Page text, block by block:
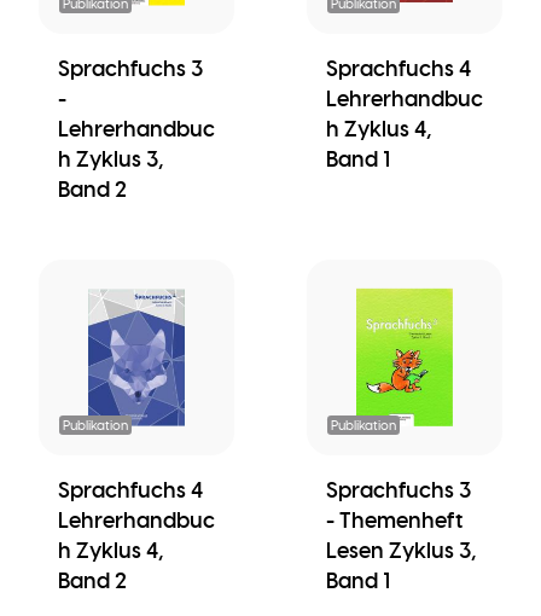
Publikation
Sprachfuchs 3
-
Lehrerhandbuc
h Zyklus 3,
Band 2
Publikation
Sprachfuchs 4
Lehrerhandbuc
h Zyklus 4,
Band 1
Publikation
Sprachfuchs 4
Lehrerhandbuc
h Zyklus 4,
Band 2
Publikation
Sprachfuchs 3
- Themenheft
Lesen Zyklus 3,
Band 1